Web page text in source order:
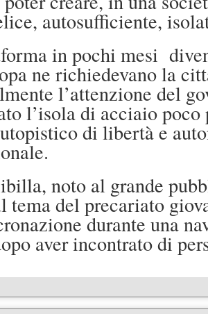
autosufficiente,
in pochi mesi
ne richiedevano la
l’attenzione del
l’isola di acciaio
di libertà e
noto al grande
tema del precariato
durante una
aver incontrato di